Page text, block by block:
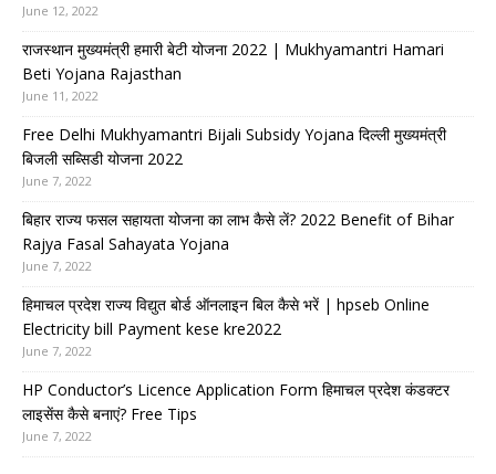
June 12, 2022
राजस्थान मुख्यमंत्री हमारी बेटी योजना 2022 | Mukhyamantri Hamari
Beti Yojana Rajasthan
June 11, 2022
Free Delhi Mukhyamantri Bijali Subsidy Yojana दिल्ली मुख्यमंत्री
बिजली सब्सिडी योजना 2022
June 7, 2022
बिहार राज्य फसल सहायता योजना का लाभ कैसे लें? 2022 Benefit of Bihar
Rajya Fasal Sahayata Yojana
June 7, 2022
हिमाचल प्रदेश राज्य विद्युत बोर्ड ऑनलाइन बिल कैसे भरें | hpseb Online
Electricity bill Payment kese kre2022
June 7, 2022
HP Conductor’s Licence Application Form हिमाचल प्रदेश कंडक्टर
लाइसेंस कैसे बनाएं? Free Tips
June 7, 2022